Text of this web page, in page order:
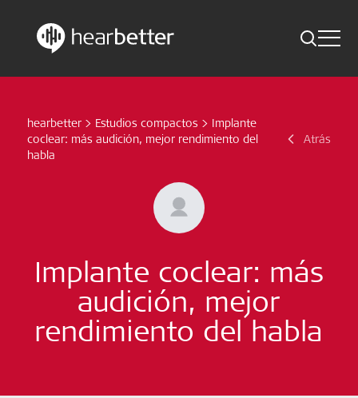
content
Toggle
Estudios compactos
Suscríbete ahora
Síganos
Buscar
hearbetter > Estudios compactos > Implante
coclear: más audición, mejor rendimiento del
habla
Atrás
Implante coclear: más
audición, mejor
rendimiento del habla